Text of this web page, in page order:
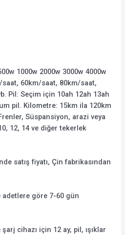
1000w 2000w 3000w 4000w
60km/saat, 80km/saat,
Pil: Seçim için 10ah 12ah 13ah
pil. Kilometre: 15km ila 120km
Süspansiyon, arazi veya
12, 14 ve diğer tekerlek
satış fiyatı, Çin fabrikasından
göre 7-60 gün
cihazı için 12 ay, pil, ışıklar